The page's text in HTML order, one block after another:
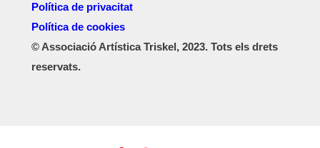
Política de privacitat
Política de cookies
© Associació Artística Triskel, 2023. Tots els drets
reservats.